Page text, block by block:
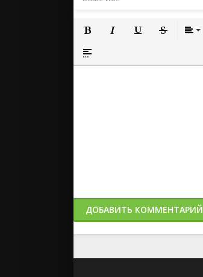
Вставка спойлера
ДОБАВИТЬ КОММЕНТАРИЙ